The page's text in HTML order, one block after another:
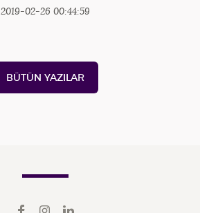
2019-02-26 00:44:59
BÜTÜN YAZILAR